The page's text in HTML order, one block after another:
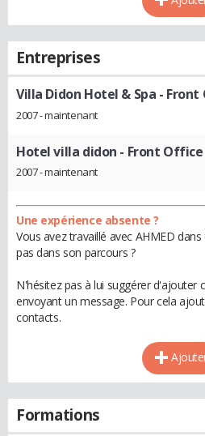
Entreprises
Villa Didon Hotel & Spa - Front
2007 - maintenant
Hotel villa didon - Front
2007 - maintenant
Une expérience absente ?
Vous avez travaillé avec AHMED
pas dans son parcours ?
N'hésitez pas à lui suggérer d'ajouter
envoyant un message. Pour cela
contacts.
Formations